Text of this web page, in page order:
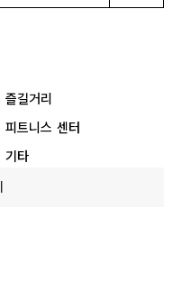
즐길거리
피트니스 센터
기타